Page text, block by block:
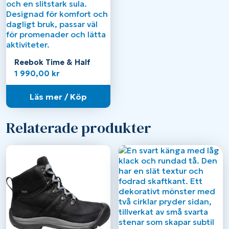
Reebok Time & Half
1 990,00 kr
Läs mer / Köp
Relaterade produkter